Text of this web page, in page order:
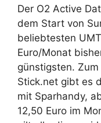
Der O2 Active
dem Start von
beliebtesten
Euro/Monat
günstigsten.
Stick.net gibt es
mit Sparhandy,
12,50 Euro im